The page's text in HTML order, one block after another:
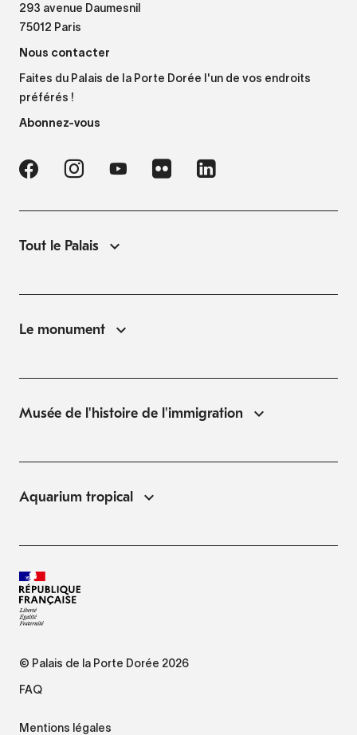
293 avenue Daumesnil
75012 Paris
Nous contacter
Faites du Palais de la Porte Dorée l'un de vos endroits
préférés !
Abonnez-vous
Tout le Palais
Le monument
Musée de l'histoire de l'immigration
Aquarium tropical
© Palais de la Porte Dorée 2026
FAQ
Mentions légales